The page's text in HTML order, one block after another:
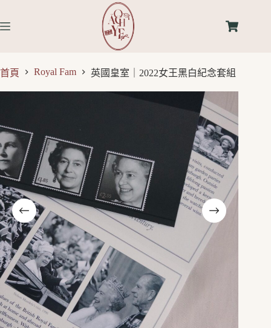
首頁 Royal Fam 英國皇室｜2022女王黑白紀念套組